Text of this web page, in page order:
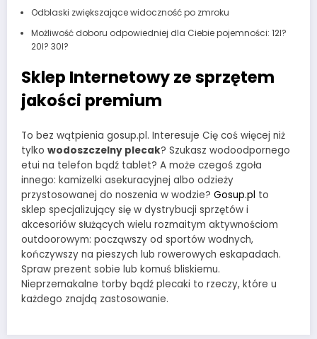
Odblaski zwiększające widoczność po zmroku
Możliwość doboru odpowiedniej dla Ciebie pojemności: 12l?
20l? 30l?
Sklep Internetowy ze sprzętem
jakości premium
To bez wątpienia gosup.pl. Interesuje Cię coś więcej niż
tylko wodoszczelny plecak? Szukasz wodoodpornego
etui na telefon bądź tablet? A może czegoś zgoła
innego: kamizelki asekuracyjnej albo odzieży
przystosowanej do noszenia w wodzie? Gosup.pl to
sklep specjalizujący się w dystrybucji sprzętów i
akcesoriów służących wielu rozmaitym aktywnościom
outdoorowym: począwszy od sportów wodnych,
kończywszy na pieszych lub rowerowych eskapadach.
Spraw prezent sobie lub komuś bliskiemu.
Nieprzemakalne torby bądź plecaki to rzeczy, które u
każdego znajdą zastosowanie.